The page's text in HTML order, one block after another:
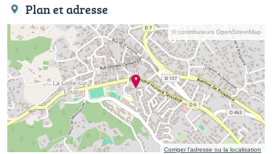
Plan et adresse
© contributeurs OpenStreetMap
Corriger l’adresse ou la localisation